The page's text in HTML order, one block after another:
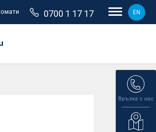
0700 1 17 17 EN
Връзка с нас